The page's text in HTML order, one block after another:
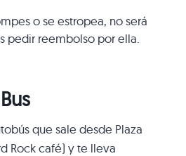
o se estropea, no será
pedir reembolso por ella.
que sale desde Plaza
Rock café) y te lleva